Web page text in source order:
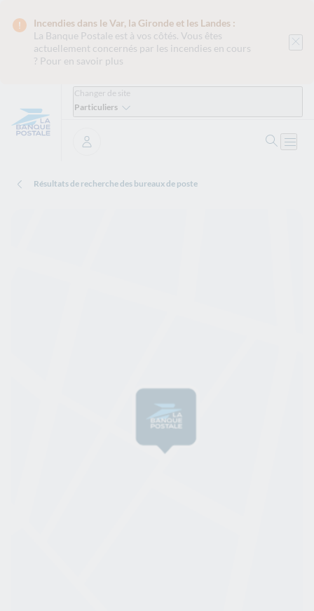
Incendies dans le Var, la Gironde et les Landes :
La Banque Postale est à vos côtés. Vous êtes
actuellement concernés par les incendies en cours
? Pour en savoir plus
Changer de site
Particuliers
Se connecter
Résultats de recherche des bureaux de poste